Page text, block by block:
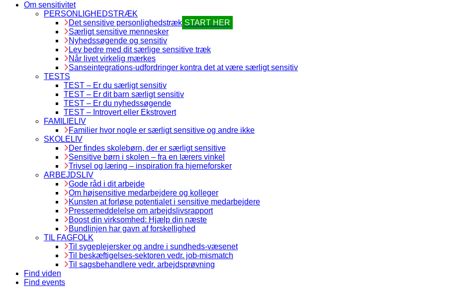
Om sensitivitet
PERSONLIGHEDSTRÆK
Det sensitive personlighedstræk START HER
Særligt sensitive mennesker
Nyhedssøgende og sensitiv
Lev bedre med dit særlige sensitive træk
Når livet virkelig mærkes
Sanseintegrations-udfordringer kontra det at være særligt sensitiv
TESTS
TEST – Er du særligt sensitiv
TEST – Er dit barn særligt sensitiv
TEST – Er du nyhedssøgende
TEST – Introvert eller Ekstrovert
FAMILIELIV
Familier hvor nogle er særligt sensitive og andre ikke
SKOLELIV
Der findes skolebørn, der er særligt sensitive
Sensitive børn i skolen – fra en lærers vinkel
Trivsel og læring – inspiration fra hjerneforsker
ARBEJDSLIV
Gode råd i dit arbejde
Om højsensitive medarbejdere og kolleger
Kunsten at forløse potentialet i sensitive medarbejdere
Pressemeddelelse om arbejdslivsrapport
Boost din virksomhed: Hjælp din næste
Bundlinjen har gavn af forskellighed
TIL FAGFOLK
Til sygeplejersker og andre i sundheds-væsenet
Til beskæftigelses-sektoren vedr. job-mismatch
Til sagsbehandlere vedr. arbejdsprøvning
Find viden
Find events